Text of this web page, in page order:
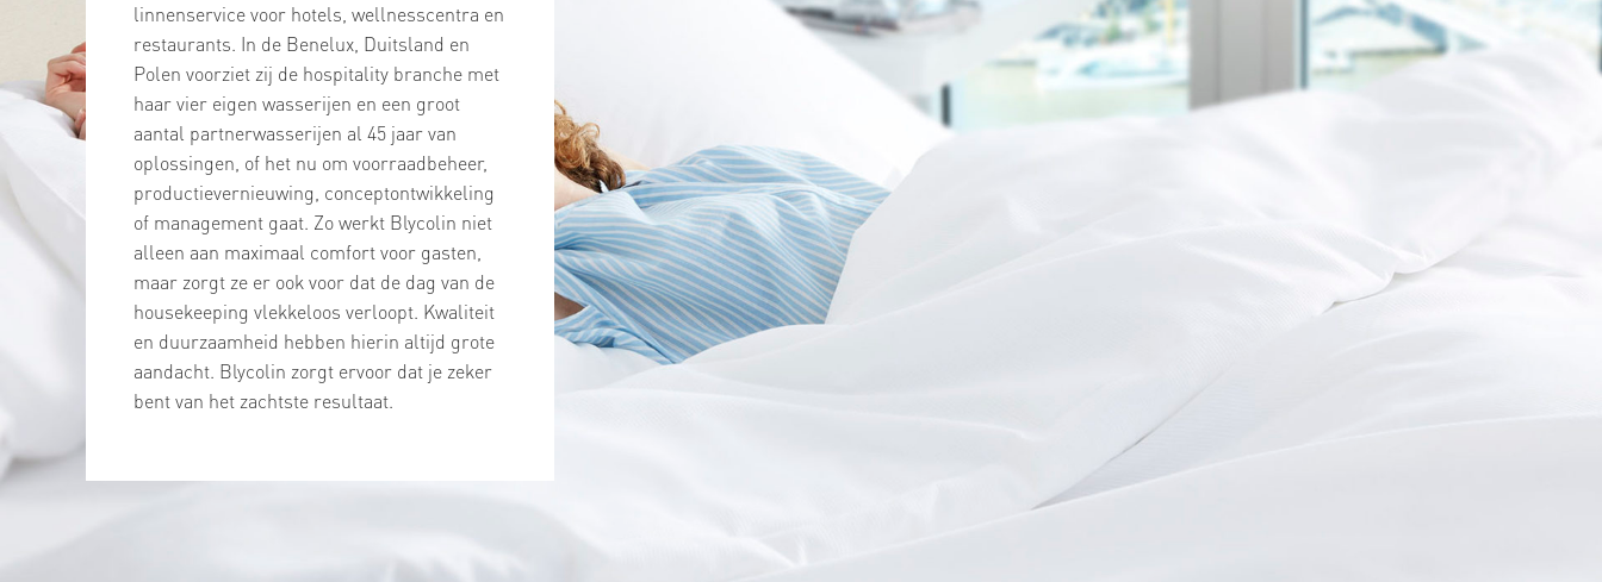
linnenservice voor hotels, wellnesscentra en
restaurants. In de Benelux, Duitsland en
Polen voorziet zij de hospitality branche met
haar vier eigen wasserijen en een groot
aantal partnerwasserijen al 45 jaar van
oplossingen, of het nu om voorraadbeheer,
productievernieuwing, conceptontwikkeling
of management gaat. Zo werkt Blycolin niet
alleen aan maximaal comfort voor gasten,
maar zorgt ze er ook voor dat de dag van de
housekeeping vlekkeloos verloopt. Kwaliteit
en duurzaamheid hebben hierin altijd grote
aandacht. Blycolin zorgt ervoor dat je zeker
bent van het zachtste resultaat.